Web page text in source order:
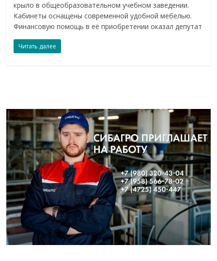
крыло в общеобразовательном учебном заведении.
Кабинеты оснащены современной удобной мебелью.
Финансовую помощь в её приобретении оказал депутат
Читать далее